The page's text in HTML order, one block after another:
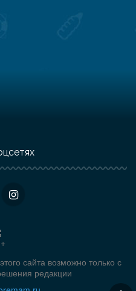
сайта возможно только с
редакции